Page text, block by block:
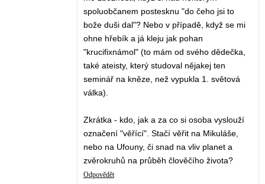
spoluobčanem postesknu "do čeho jsi to
bože duši dal"? Nebo v případě, když se mi
ohne hřebík a já kleju jak pohan
"krucifixnámol" (to mám od svého dědečka,
také ateisty, který studoval nějakej ten
seminář na kněze, než vypukla 1. světová
válka).
Zkrátka - kdo, jak a za co si osoba vyslouží
označení "věřící". Stačí věřit na Mikuláše,
nebo na Ufouny, či snad na vliv planet a
zvěrokruhů na průběh člověčího života?
Odpovědět